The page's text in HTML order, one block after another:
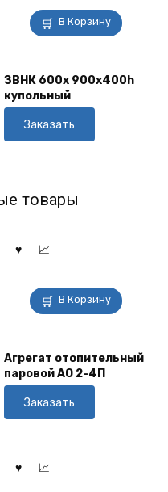
В Корзину
ЗВНК 600х 900х400h
купольный
Заказать
товары
В Корзину
Агрегат отопительный
паровой АО 2-4П
Заказать